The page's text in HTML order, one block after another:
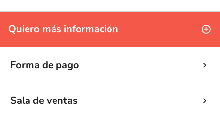
Quiero más información
Forma de pago
Sala de ventas